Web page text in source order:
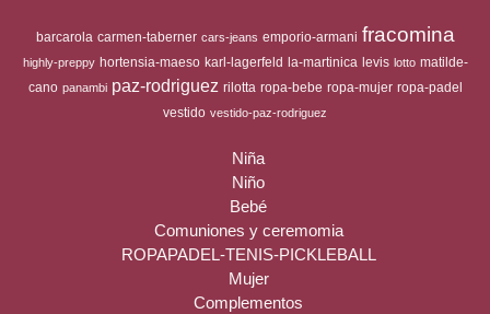
barcarola carmen-taberner cars-jeans emporio-armani fracomina
highly-preppy hortensia-maeso karl-lagerfeld la-martinica levis lotto matilde-
cano panambi paz-rodriguez rilotta ropa-bebe ropa-mujer ropa-padel
vestido vestido-paz-rodriguez
Niña
Niño
Bebé
Comuniones y ceremomia
ROPAPADEL-TENIS-PICKLEBALL
Mujer
Complementos